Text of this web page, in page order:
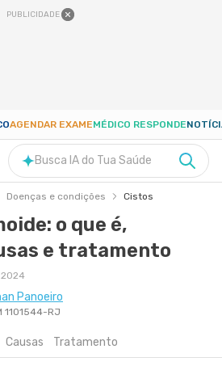
PUBLICIDADE
AGENDAR EXAMEMÉDICO RESPONDE
Busca IA do Tua Saúde
Doenças e condições Cistos
o que é,
e tratamento
Panoeiro
1101544-RJ
Causas Tratamento